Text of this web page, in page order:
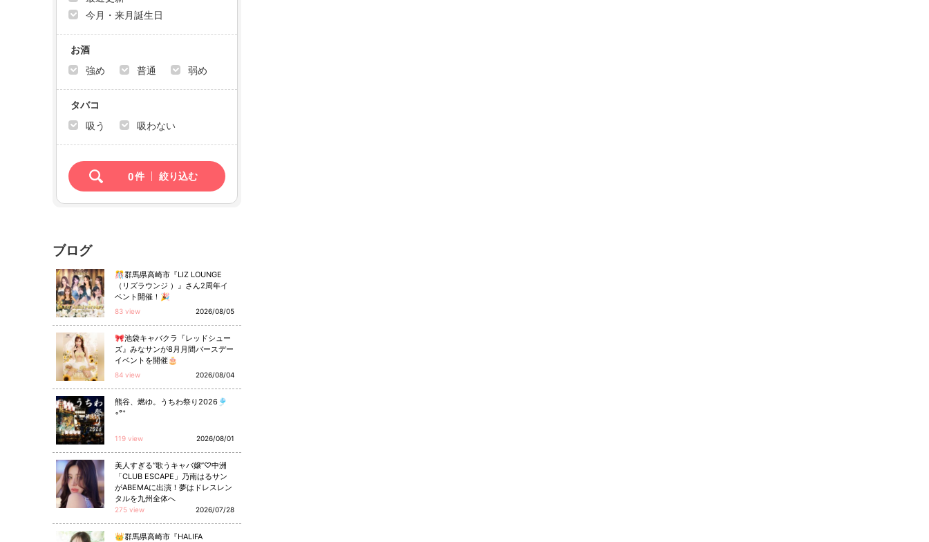
今月・来月誕生日
お酒
強め
普通 弱め
タバコ
吸う
吸わない
0件 絞り込む
ブログ
🎊群馬県高崎市『LIZ LOUNGE
（リズラウンジ ）』さん2周年イ
ベント開催！🎉
83 view 2026/08/05
🎀池袋キャバクラ『レッドシュー
ズ』みなサンが8月月間バースデー
イベントを開催🎂
84 view 2026/08/04
熊谷、燃ゆ。うちわ祭り2026🎐
◦°⁺
119 view 2026/08/01
美人すぎる“歌うキャバ嬢”♡中洲
「CLUB ESCAPE」乃南はるサン
がABEMAに出演！夢はドレスレン
タルを九州全体へ
275 view 2026/07/28
👑群馬県高崎市『HALIFA